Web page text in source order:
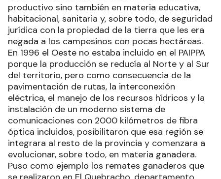
productivo sino también en materia educativa,
habitacional, sanitaria y, sobre todo, de seguridad
jurídica con la propiedad de la tierra que les era
negada a los campesinos con pocas hectáreas.
En 1996 el Oeste no estaba incluido en el PAIPPA
porque la producción se reducía al Norte y al Sur
del territorio, pero como consecuencia de la
pavimentación de rutas, la interconexión
eléctrica, el manejo de los recursos hídricos y la
instalación de un moderno sistema de
comunicaciones con 2000 kilómetros de fibra
óptica incluidos, posibilitaron que esa región se
integrara al resto de la provincia y comenzara a
evolucionar, sobre todo, en materia ganadera.
Puso como ejemplo los remates ganaderos que